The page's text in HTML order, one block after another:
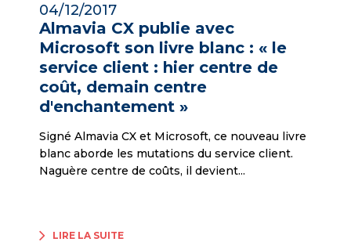
04/12/2017
Almavia CX publie avec
Microsoft son livre blanc : « le
service client : hier centre de
coût, demain centre
d'enchantement »
Signé Almavia CX et Microsoft, ce nouveau livre
blanc aborde les mutations du service client.
Naguère centre de coûts, il devient...
LIRE LA SUITE